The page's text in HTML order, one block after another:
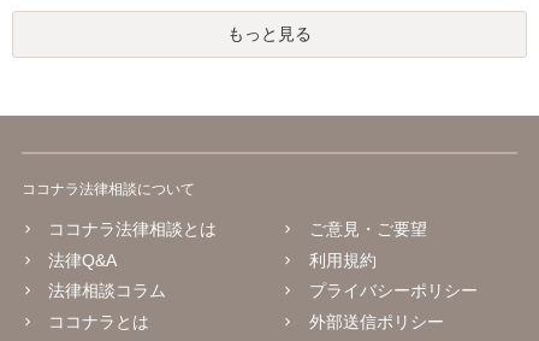
もっと見る
ココナラ法律相談について
ココナラ法律相談とは
法律Q&A
法律相談コラム
ココナラとは
ご意見・ご要望
利用規約
プライバシーポリシー
外部送信ポリシー